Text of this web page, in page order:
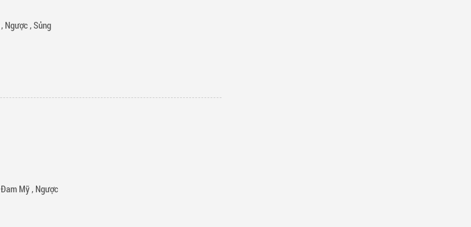
, Ngược,Sủng
Đam Mỹ, Ngược